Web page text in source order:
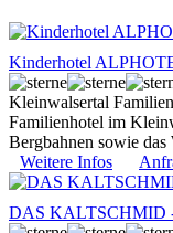
Kinderhotel
Kleinwalsertal
Familienhotel im
Bergbahnen sowie das
Weitere Infos
DAS KALTSCHMID